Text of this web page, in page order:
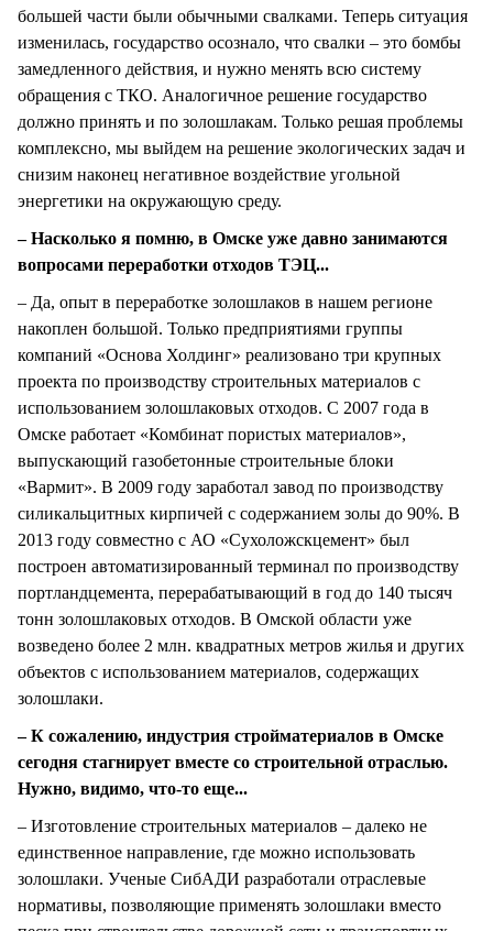
большей части были обычными свалками. Теперь ситуация
изменилась, государство осознало, что свалки – это бомбы
замедленного действия, и нужно менять всю систему
обращения с ТКО. Аналогичное решение государство
должно принять и по золошлакам. Только решая проблемы
комплексно, мы выйдем на решение экологических задач и
снизим наконец негативное воздействие угольной
энергетики на окружающую среду.
– Насколько я помню, в Омске уже давно занимаются
вопросами переработки отходов ТЭЦ...
– Да, опыт в переработке золошлаков в нашем регионе
накоплен большой. Только предприятиями группы
компаний «Основа Холдинг» реализовано три крупных
проекта по производству строительных материалов с
использованием золошлаковых отходов. С 2007 года в
Омске работает «Комбинат пористых материалов»,
выпускающий газобетонные строительные блоки
«Вармит». В 2009 году заработал завод по производству
силикальцитных кирпичей с содержанием золы до 90%. В
2013 году совместно с АО «Сухоложскцемент» был
построен автоматизированный терминал по производству
портландцемента, перерабатывающий в год до 140 тысяч
тонн золошлаковых отходов. В Омской области уже
возведено более 2 млн. квадратных метров жилья и других
объектов с использованием материалов, содержащих
золошлаки.
– К сожалению, индустрия стройматериалов в Омске
сегодня стагнирует вместе со строительной отраслью.
Нужно, видимо, что-то еще...
– Изготовление строительных материалов – далеко не
единственное направление, где можно использовать
золошлаки. Ученые СибАДИ разработали отраслевые
нормативы, позволяющие применять золошлаки вместо